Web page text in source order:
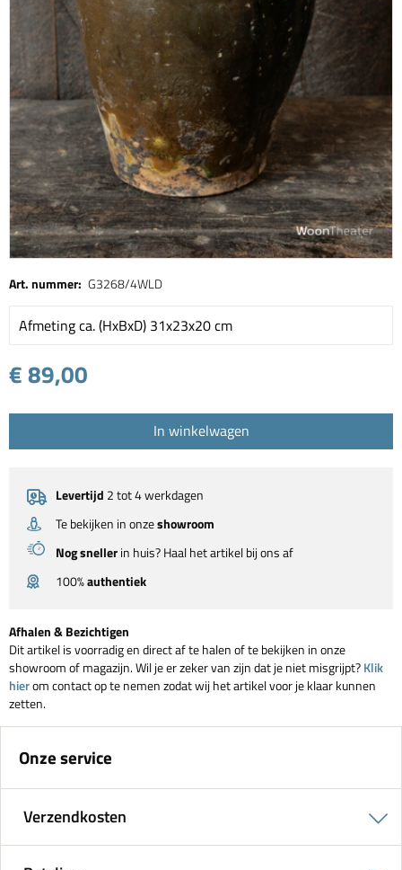
Art. nummer: G3268/4WLD
Afmeting ca. (HxBxD) 31x23x20 cm
€ 89,00
In winkelwagen
Levertijd 2 tot 4 werkdagen
Te bekijken in onzeshowroom
Nog snellerin huis? Haal het artikel bij ons af
100%authentiek
Afhalen & Bezichtigen
Dit artikel is voorradig en direct af te halen of te bekijken in onze
showroom of magazijn. Wil je er zeker van zijn dat je niet misgrijpt?Klik
hierom contact op te nemen zodat wij het artikel voor je klaar kunnen
zetten.
Onze service
Verzendkosten